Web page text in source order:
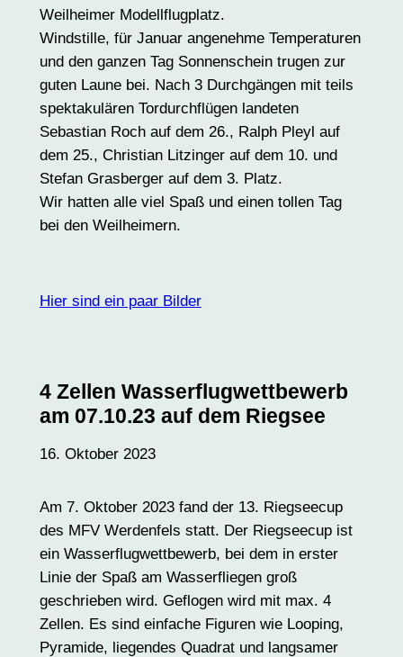
Weilheimer Modellflugplatz.
Windstille, für Januar angenehme Temperaturen
und den ganzen Tag Sonnenschein trugen zur
guten Laune bei. Nach 3 Durchgängen mit teils
spektakulären Tordurchflügen landeten
Sebastian Roch auf dem 26., Ralph Pleyl auf
dem 25., Christian Litzinger auf dem 10. und
Stefan Grasberger auf dem 3. Platz.
Wir hatten alle viel Spaß und einen tollen Tag
bei den Weilheimern.
Hier sind ein paar Bilder
4 Zellen Wasserflugwettbewerb
am 07.10.23 auf dem Riegsee
16. Oktober 2023
Am 7. Oktober 2023 fand der 13. Riegseecup
des MFV Werdenfels statt. Der Riegseecup ist
ein Wasserflugwettbewerb, bei dem in erster
Linie der Spaß am Wasserfliegen groß
geschrieben wird. Geflogen wird mit max. 4
Zellen. Es sind einfache Figuren wie Looping,
Pyramide, liegendes Quadrat und langsamer